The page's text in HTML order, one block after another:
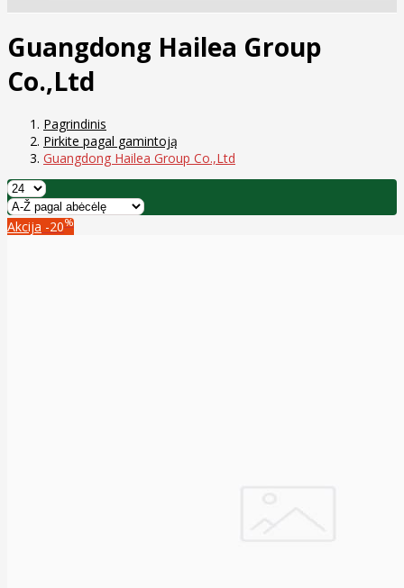
Guangdong Hailea Group
Co.,Ltd
Pagrindinis
Pirkite pagal gamintoją
Guangdong Hailea Group Co.,Ltd
Akcija -20%